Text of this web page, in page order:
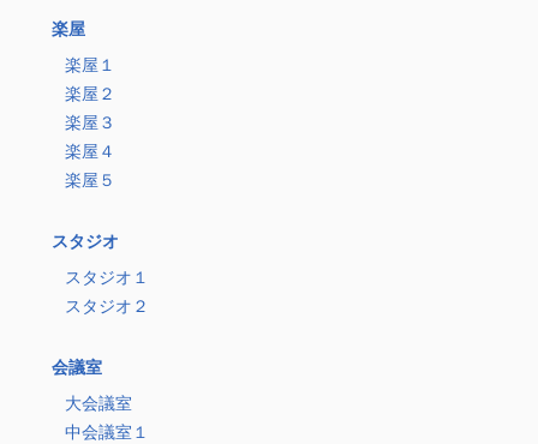
楽屋
楽屋１
楽屋２
楽屋３
楽屋４
楽屋５
スタジオ
スタジオ１
スタジオ２
会議室
大会議室
中会議室１